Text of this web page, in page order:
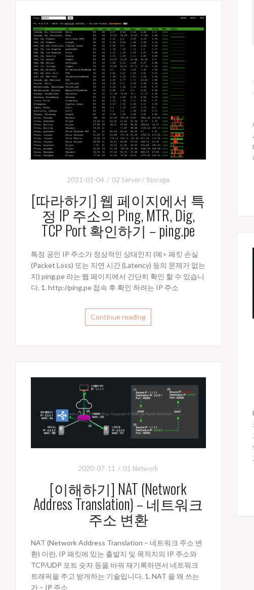
2021-01-04 02 Server / Storage
[따라하기] 웹 페이지에서 특
정 IP 주소의 Ping, MTR, Dig,
TCP Port 확인하기 – ping.pe
특정 공인 IP 주소가 정상적인 상태인지 (예> 패킷 손실
(Packet Loss) 또는 지연 시간 (Latency) 등의 문제가 없는
지) ping.pe 라는 웹 페이지에서 간단히 확인 할 수 있습니
다. 1. http://ping.pe 접속 후 확인 하려는 IP 주소
Continue reading
2020-07-11 01 Network
[이해하기] NAT (Network
Address Translation) – 네트워크
주소 변환
NAT (Network Address Translation – 네트워크 주소 변
환) 이란, IP 패킷에 있는 출발지 및 목적지의 IP 주소와
TCP/UDP 포트 숫자 등을 바꿔 재기록하면서 네트워크
트래픽을 주고 받게하는 기술입니다. 1. NAT 을 왜 쓰는
가 – IP 주소